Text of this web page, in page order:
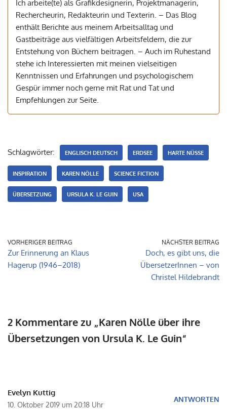
Ich arbeite(te) als Grafikdesignerin, Projektmanagerin,
Rechercheurin, Redakteurin und Texterin. – Das Blog
enthält Berichte aus meinem Arbeitsalltag und
Gastbeiträge aus vielfältigen Arbeitsfeldern, die zur
Entstehung von Büchern beitragen. – Auch im Ruhestand
stehe ich Interessierten mit meinen vielseitigen
Kenntnissen und Erfahrungen und psychologischem
Gespür immer noch gerne mit Rat und Tat und
Empfehlungen zur Seite.
Schlagwörter: ENGLISCH DEUTSCH ERDSEE HARTE NÜSSE
INSPIRATION KAREN NÖLLE SCIENCE FICTION
ÜBERSETZUNG URSULA K. LE GUIN USA
VORHERIGER BEITRAG
Zur Erinnerung an Klaus
Hagerup (1946–2018)
NÄCHSTER BEITRAG
Doch, es gibt uns, die
ÜbersetzerInnen – von
Christel Hildebrandt
2 Kommentare zu „Karen Nölle über ihre
Übersetzungen von Ursula K. Le Guin“
Evelyn Kuttig
10. Oktober 2019 um 20:18 Uhr
ANTWORTEN